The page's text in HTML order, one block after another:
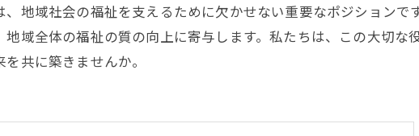
地域社会の福祉を支えるために欠かせない重要なポジションで
域全体の福祉の質の向上に寄与します。私たちは、この大切な
共に築きませんか。